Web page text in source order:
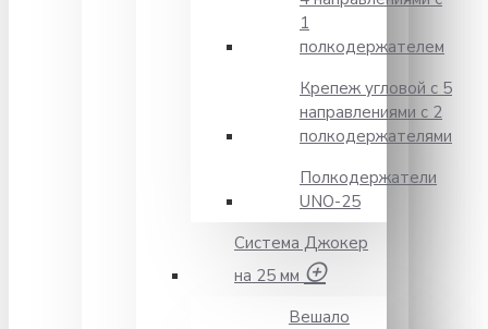
1
полкодержателем
Крепеж угловой с 5
направлениями с 2
полкодержателями
Полкодержатели
UNO-25
Система Джокер
на 25 мм
Вешало